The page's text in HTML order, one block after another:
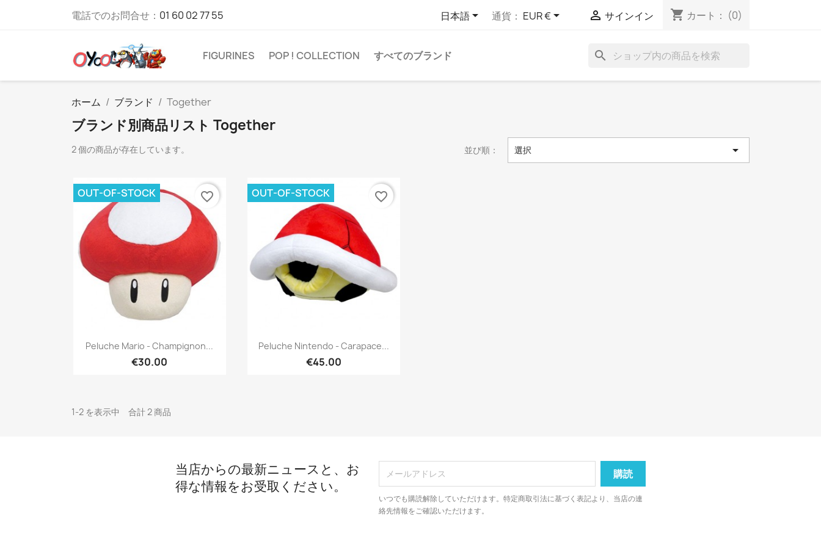
電話でのお問合せ： 01 60 02 77 55 日本語 通貨： EUR €  サインイン shopping_cart カート： (0)
FIGURINES POP ! COLLECTION すべてのブランド search
ホーム ブランド Together
ブランド別商品リスト Together
2 個の商品が存在しています。 並び順： 選択 
簡易表示
Peluche Mario - Champignon...
€30.00
OUT-OF-STOCK favorite_border
簡易表示
Peluche Nintendo - Carapace...
€45.00
OUT-OF-STOCK favorite_border
1-2 を表示中 合計 2 商品
当店からの最新ニュースと、お
得な情報をお受取ください。
いつでも購読解除していただけます。特定商取引法に基づく表記より、当店の連
絡先情報をご確認いただけます。